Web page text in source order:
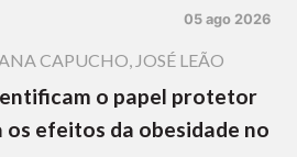
05 ago 2026
CAPUCHO, JOSÉ LEÃO
o papel protetor
efeitos da obesidade no